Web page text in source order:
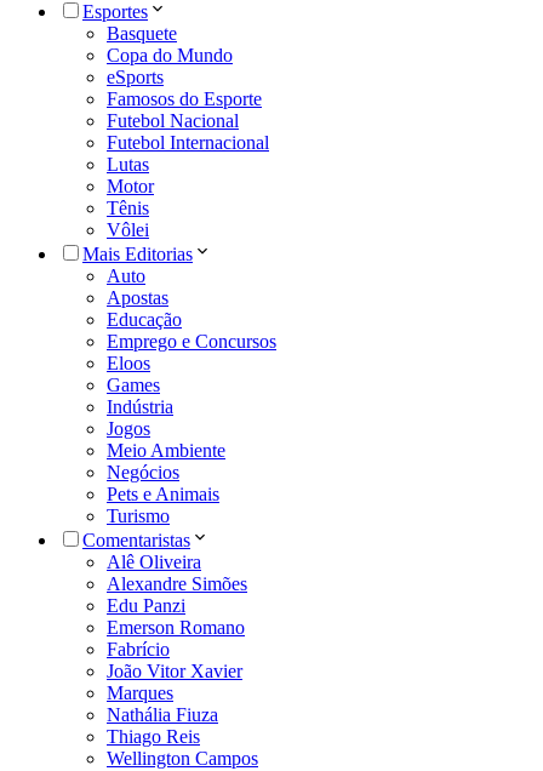
Esportes
Basquete
Copa do Mundo
eSports
Famosos do Esporte
Futebol Nacional
Futebol Internacional
Lutas
Motor
Tênis
Vôlei
Mais Editorias
Auto
Apostas
Educação
Emprego e Concursos
Eloos
Games
Indústria
Jogos
Meio Ambiente
Negócios
Pets e Animais
Turismo
Comentaristas
Alê Oliveira
Alexandre Simões
Edu Panzi
Emerson Romano
Fabrício
João Vitor Xavier
Marques
Nathália Fiuza
Thiago Reis
Wellington Campos